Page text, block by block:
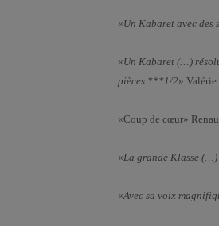
«Un Kabaret avec des
«Un Kabaret (…)
pièces.***1/2» Valérie
«Coup de cœur»
«La grande Klasse
«Avec sa voix